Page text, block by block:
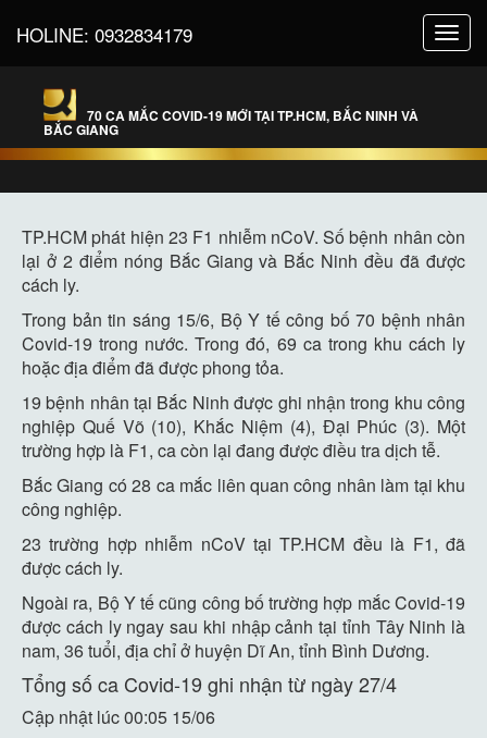
HOLINE: 0932834179
70 CA MẮC COVID-19 MỚI TẠI TP.HCM, BẮC NINH VÀ
BẮC GIANG
TP.HCM phát hiện 23 F1 nhiễm nCoV. Số bệnh nhân còn
lại ở 2 điểm nóng Bắc Giang và Bắc Ninh đều đã được
cách ly.
Trong bản tin sáng 15/6, Bộ Y tế công bố 70 bệnh nhân
Covid-19 trong nước. Trong đó, 69 ca trong khu cách ly
hoặc địa điểm đã được phong tỏa.
19 bệnh nhân tại Bắc Ninh được ghi nhận trong khu công
nghiệp Quế Võ (10), Khắc Niệm (4), Đại Phúc (3). Một
trường hợp là F1, ca còn lại đang được điều tra dịch tễ.
Bắc Giang có 28 ca mắc liên quan công nhân làm tại khu
công nghiệp.
23 trường hợp nhiễm nCoV tại TP.HCM đều là F1, đã
được cách ly.
Ngoài ra, Bộ Y tế cũng công bố trường hợp mắc Covid-19
được cách ly ngay sau khi nhập cảnh tại tỉnh Tây Ninh là
nam, 36 tuổi, địa chỉ ở huyện Dĩ An, tỉnh Bình Dương.
Tổng số ca Covid-19 ghi nhận từ ngày 27/4
Cập nhật lúc 00:05 15/06